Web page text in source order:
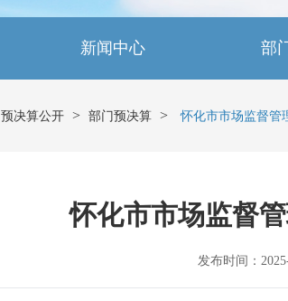
新闻中心 部
预决算公开 > 部门预决算 > 怀化市市场监督管
怀化市市场监督
发布时间：